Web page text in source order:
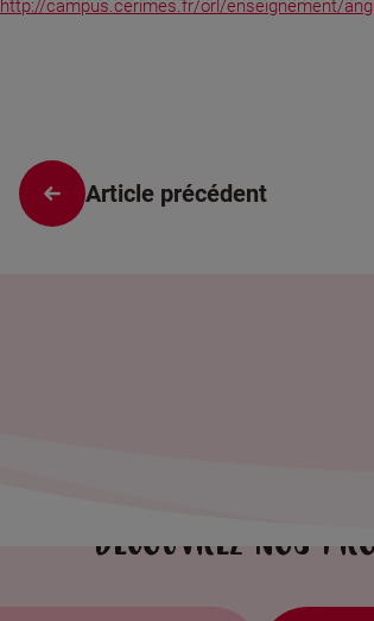
http://campus.cerimes.fr/orl/enseignement/
Article précédent
DÉCOUVREZ NOS